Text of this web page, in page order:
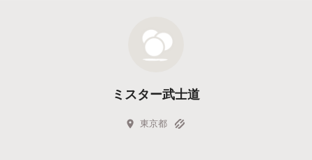
ミスター武士道
東京都